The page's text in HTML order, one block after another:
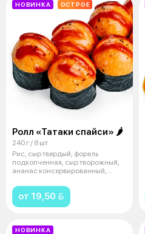
НОВИНКА ОСТРОЕ
Ролл «Татаки спайси» 🌶
240 г / 8 шт
Рис, сыр твердый, форель
подкопченная, сыр творожный,
ананас консервированный,
от 19,50 
НОВИНКА